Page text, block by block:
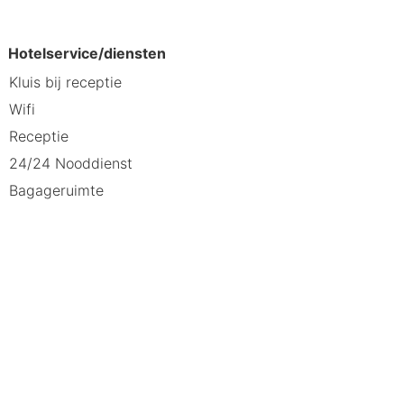
bieden voor elk wat wils.
3 Vallées
Hotelservice/diensten
Kluis bij receptie
Wifi
Receptie
24/24 Nooddienst
Bagageruimte